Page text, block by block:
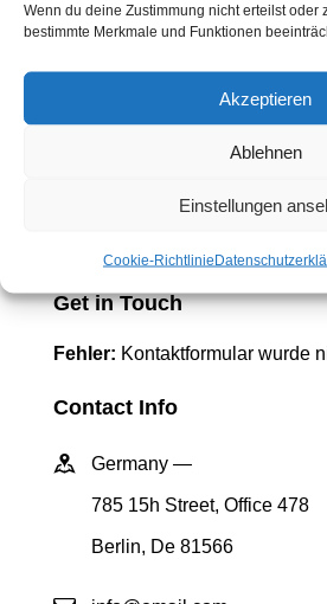
Wenn du deine Zustimmung nicht erteilst oder
bestimmte Merkmale und Funktionen
Akzeptieren
Ablehnen
Einstellungen
Cookie-Richtlinie
Vehicle
Consectetur adipiscing elit,
tempor incididunt ut
Get in Touch
Fehler: Kontaktformular wurde
Contact Info
Germany —
785 15h Street, Office 478
Berlin, De 81566